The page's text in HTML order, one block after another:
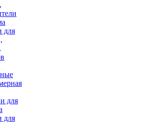
для
для
для